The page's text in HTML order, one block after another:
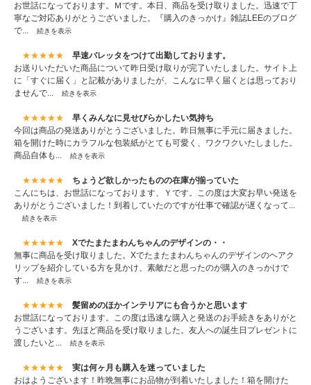
お世話になっております。Ｍです。本日、商品を受け取りました。迅速で丁
寧なご対応ありがとうございました。『購入のきっかけ』雑誌LEEのブログ
で...
続きを表示
★★★★★
早速バレッタをつけて出勤しております。
お送りいただいた商品について昨日受け取りが完了いたしました。サイト上
に「すぐに届く」と記載がありましたが、こんなに早く届くとは思っており
ませんで...
続きを表示
★★★★★
早くみんなに見せびらかしたい気持ち
今回は商品の発送ありがとうございました。昨日無事に手元に届きました。
箱を開けた時にカラフルな包装紙がとても可愛く、ワクワクいたしました。
商品自体も...
続きを表示
★★★★★
ちょうど欲しかったものの在庫が揃っていた
こんにちは、お世話になっております、Ｙです。この度は大変お早い発送を
ありがとうございました！到着していたのですが仕事で確認が遅くなって...
続きを表示
★★★★★
Xでたまたまわんちゃんのデザインの・・
無事に商品を受け取りました。Xでたまたまわんちゃんのデザインのヘアク
リップを紹介している方を見かけ、素敵だと思ったのが購入のきっかけで
す...
続きを表示
★★★★★
髪留めのほかインテリアにも合うかと思います
お世話になっております。この度は迅速な購入と発送のお手続きをありがと
うございます。先ほど商品を受け取りました。友人への誕生日プレゼントに
渡したいと...
続きを表示
★★★★★
実は何ヶ月も購入を迷っていました
おはようございます！昨晩無事にお品物が到着いたしました！箱を開けた